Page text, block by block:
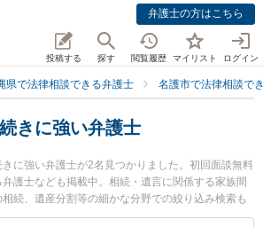
弁護士の方はこちら
投稿する 探す 閲覧履歴 マイリスト ログイン
県で法律相談できる弁護士 名護市で法律相談で
きに強い弁護士
に強い弁護士が2名見つかりました。初回面談無料
護士なども掲載中。相続・遺言に関係する家族間
続、遺産分割等の細かな分野での絞り込み検索も
らさん法律事務所の岩谷 健作弁護士や岡野法律事